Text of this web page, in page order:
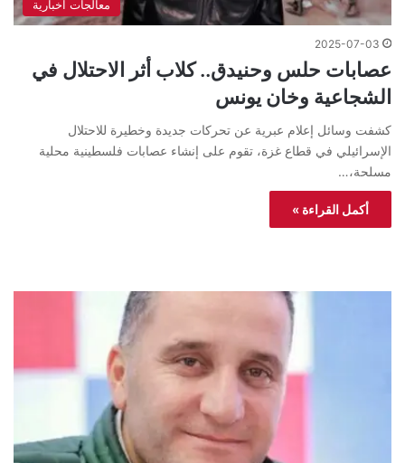
معالجات اخبارية
2025-07-03
عصابات حلس وحنيدق.. كلاب أثر الاحتلال في
الشجاعية وخان يونس
كشفت وسائل إعلام عبرية عن تحركات جديدة وخطيرة للاحتلال
الإسرائيلي في قطاع غزة، تقوم على إنشاء عصابات فلسطينية محلية
مسلحة،…
أكمل القراءة »